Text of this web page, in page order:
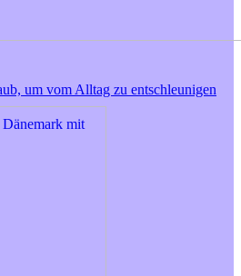
um vom Alltag zu entschleunigen